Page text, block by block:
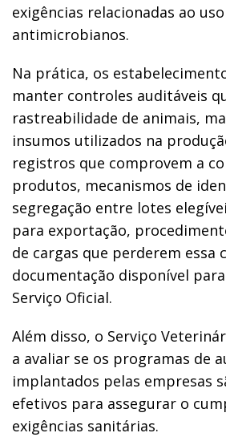
exigências relacionadas ao
antimicrobianos.
Na prática, os
manter controles auditáveis
rastreabilidade de animais,
insumos utilizados na
registros que comprovem a
produtos, mecanismos de
segregação entre lotes
para exportação,
de cargas que perderem essa
documentação disponível
Serviço Oficial.
Além disso, o Serviço
a avaliar se os programas de
implantados pelas empresas
efetivos para assegurar o
exigências sanitárias.